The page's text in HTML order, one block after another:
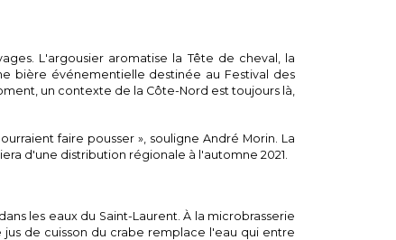
L'argousier aromatise la Tête de cheval, la
bière événementielle destinée au Festival des
un contexte de la Côte-Nord est toujours là,
faire pousser », souligne André Morin. La
d'une distribution régionale à l'automne 2021.
les eaux du Saint-Laurent. À la microbrasserie
de cuisson du crabe remplace l'eau qui entre